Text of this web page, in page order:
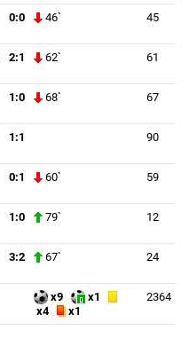
0:0 46` 45
2:1 62` 61
1:0 68` 67
1:1 90
0:1 60` 59
1:0 79` 12
3:2 67` 24
x9
x1
x4
x1
2364